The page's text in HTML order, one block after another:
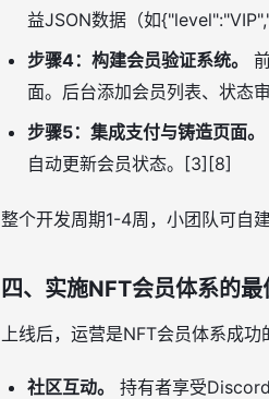
益JSON数据（如
步骤4：构建会员验证系统。
面。后台添加会员列表、状态
步骤5：集成支付与铸造页面。
自动更新会员状态。[3][8]
整个开发周期1-4周，小团队可自
四、实施NFT会员体系的
上线后，运营是NFT会员体系成功
社区互动。
持有者享受